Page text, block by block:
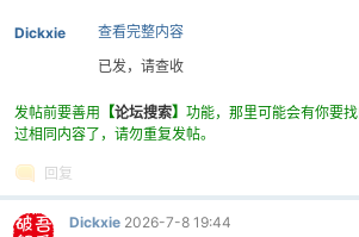
破
Dickxie
查看完整内容
已发，请查收
发帖前要善用 【论坛搜索】 功能，那里可能会有你要
过相同内容了，请勿重复发帖。
回复
Dickxie 2026-7-8 19:44